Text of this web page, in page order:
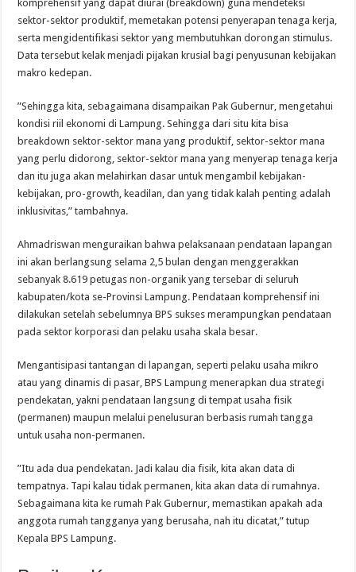
komprehensif yang dapat diurai (breakdown) guna mendeteksi
sektor-sektor produktif, memetakan potensi penyerapan tenaga kerja,
serta mengidentifikasi sektor yang membutuhkan dorongan stimulus.
Data tersebut kelak menjadi pijakan krusial bagi penyusunan kebijakan
makro kedepan.
​”Sehingga kita, sebagaimana disampaikan Pak Gubernur, mengetahui
kondisi riil ekonomi di Lampung. Sehingga dari situ kita bisa
breakdown sektor-sektor mana yang produktif, sektor-sektor mana
yang perlu didorong, sektor-sektor mana yang menyerap tenaga kerja
dan itu juga akan melahirkan dasar untuk mengambil kebijakan-
kebijakan, pro-growth, keadilan, dan yang tidak kalah penting adalah
inklusivitas,” tambahnya.
​Ahmadriswan menguraikan bahwa pelaksanaan pendataan lapangan
ini akan berlangsung selama 2,5 bulan dengan menggerakkan
sebanyak 8.619 petugas non-organik yang tersebar di seluruh
kabupaten/kota se-Provinsi Lampung. Pendataan komprehensif ini
dilakukan setelah sebelumnya BPS sukses merampungkan pendataan
pada sektor korporasi dan pelaku usaha skala besar.
​Mengantisipasi tantangan di lapangan, seperti pelaku usaha mikro
atau yang dinamis di pasar, BPS Lampung menerapkan dua strategi
pendekatan, yakni pendataan langsung di tempat usaha fisik
(permanen) maupun melalui penelusuran berbasis rumah tangga
untuk usaha non-permanen.
​”Itu ada dua pendekatan. Jadi kalau dia fisik, kita akan data di
tempatnya. Tapi kalau tidak permanen, kita akan data di rumahnya.
Sebagaimana kita ke rumah Pak Gubernur, memastikan apakah ada
anggota rumah tangganya yang berusaha, nah itu dicatat,” tutup
Kepala BPS Lampung.